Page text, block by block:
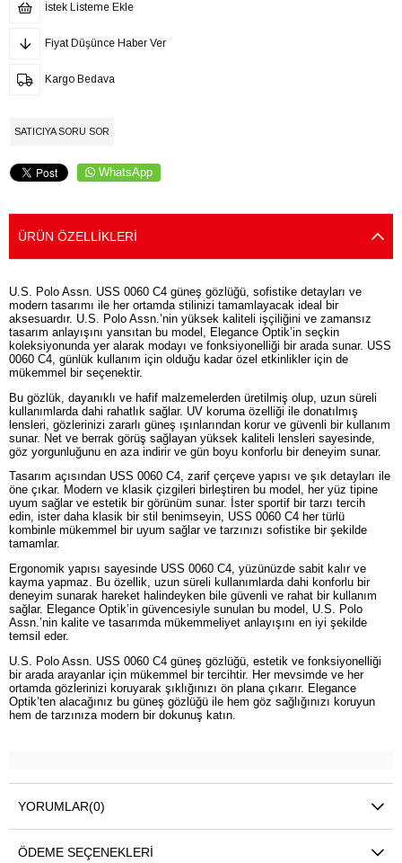
İstek Listeme Ekle
Fiyat Düşünce Haber Ver
Kargo Bedava
SATICIYA SORU SOR
WhatsApp
ÜRÜN ÖZELLIKLERI
U.S. Polo Assn. USS 0060 C4 güneş gözlüğü, sofistike detayları ve
modern tasarımı ile her ortamda stilinizi tamamlayacak ideal bir
aksesuardır. U.S. Polo Assn.’nin yüksek kaliteli işçiliğini ve zamansız
tasarım anlayışını yansıtan bu model, Elegance Optik’in seçkin
koleksiyonunda yer alarak modayı ve fonksiyonelliği bir arada sunar. USS
0060 C4, günlük kullanım için olduğu kadar özel etkinlikler için de
mükemmel bir seçenektir.
Bu gözlük, dayanıklı ve hafif malzemelerden üretilmiş olup, uzun süreli
kullanımlarda dahi rahatlık sağlar. UV koruma özelliği ile donatılmış
lensleri, gözlerinizi zararlı güneş ışınlarından korur ve güvenli bir kullanım
sunar. Net ve berrak görüş sağlayan yüksek kaliteli lensleri sayesinde,
göz yorgunluğunu en aza indirir ve gün boyu konforlu bir deneyim sunar.
Tasarım açısından USS 0060 C4, zarif çerçeve yapısı ve şık detayları ile
öne çıkar. Modern ve klasik çizgileri birleştiren bu model, her yüz tipine
uyum sağlar ve estetik bir görünüm sunar. İster sportif bir tarzı tercih
edin, ister daha klasik bir stil benimseyin, USS 0060 C4 her türlü
kombinle mükemmel bir uyum sağlar ve tarzınızı sofistike bir şekilde
tamamlar.
Ergonomik yapısı sayesinde USS 0060 C4, yüzünüzde sabit kalır ve
kayma yapmaz. Bu özellik, uzun süreli kullanımlarda dahi konforlu bir
deneyim sunarak hareket halindeyken bile güvenli ve rahat bir kullanım
sağlar. Elegance Optik’in güvencesiyle sunulan bu model, U.S. Polo
Assn.’nin kalite ve tasarımda mükemmeliyet anlayışını en iyi şekilde
temsil eder.
U.S. Polo Assn. USS 0060 C4 güneş gözlüğü, estetik ve fonksiyonelliği
bir arada arayanlar için mükemmel bir tercihtir. Her mevsimde ve her
ortamda gözlerinizi koruyarak şıklığınızı ön plana çıkarır. Elegance
Optik’ten alacağınız bu güneş gözlüğü ile hem göz sağlığınızı koruyun
hem de tarzınıza modern bir dokunuş katın.
YORUMLAR(0)
ÖDEME SEÇENEKLERI